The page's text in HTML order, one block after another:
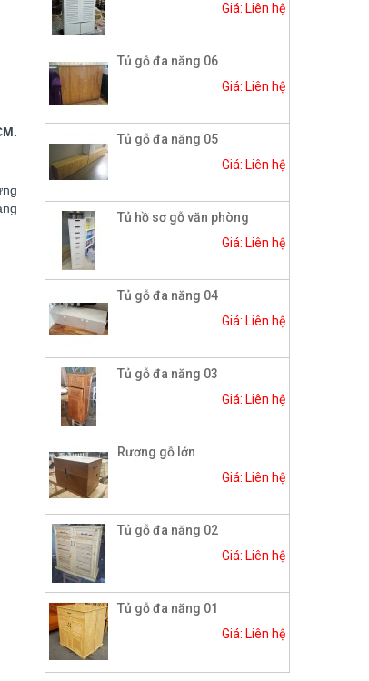
Giá: Liên hệ
Tủ gỗ đa năng 06
Giá: Liên hệ
Tủ gỗ đa năng 05
Giá: Liên hệ
Tủ hồ sơ gỗ văn phòng
Giá: Liên hệ
Tủ gỗ đa năng 04
Giá: Liên hệ
Tủ gỗ đa năng 03
Giá: Liên hệ
Rương gỗ lớn
Giá: Liên hệ
Tủ gỗ đa năng 02
Giá: Liên hệ
Tủ gỗ đa năng 01
Giá: Liên hệ